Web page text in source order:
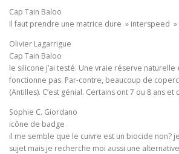
Cap Tain Baloo
Il faut prendre une matrice dure » interspeed »
Olivier Lagarrigue
Cap Tain Baloo
le silicone j’ai testé. Une vraie réserve naturelle
fonctionne pas. Par-contre, beaucoup de
(Antilles). C’est génial. Certains ont 7 ou 8 ans et
Sophie C. Giordano
icône de badge
il me semble que le cuivre est un biocide non?
sujet mais je recherche moi aussi une